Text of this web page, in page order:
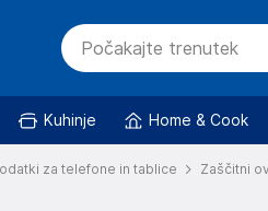
Kuhinje Home & Cook
za telefone in tablice Zaščitni